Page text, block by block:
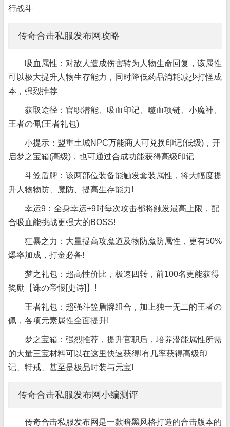
行战斗
传奇合击私服发布网攻略
吸血属性：对敌人造成伤害转为人物生命回复，该属性
可以极大提升人物生存能力，同时降低药品消耗减少打怪成
本，强烈推荐
获取途径：官职潜能、吸血印记、噬血项链、小魔神、
王者の佩(王者礼包)
小提示：盟重土城NPC万能商人可兑换印记(低级)，开
启梦之宝箱(高级)，也可通过合成功能获得高级印记
斗笠盾牌：该两部位装备能触发套装属性，将大幅度提
升人物物防、魔防、提高生存能力!
幸运9：全身幸运+9时每次攻击都将触发最高上限，配
合吸血能挑战更强大的BOSS!
狂暴之力：大量提高攻魔道及物防魔防属性，更有50%
爆率加成，打金必备!
梦之礼包：超高性价比，极速四转，前100名更能获得
奖励【诛の帝恨[史诗]】!
王者礼包：超强斗笠盾牌组合，加上独一无二的王者の
佩，各项元素属性全面提升!
梦之宝箱：强烈推荐，提升官职后，培养潜能属性所需
的大量三宝材料可以在这里快速获得!有几率获得高级印
记、特戒、甚至是极品时装与元宝!
传奇合击私服发布网小编测评
传奇合击私服发布网是一款暗黑风格打造的合击版本的